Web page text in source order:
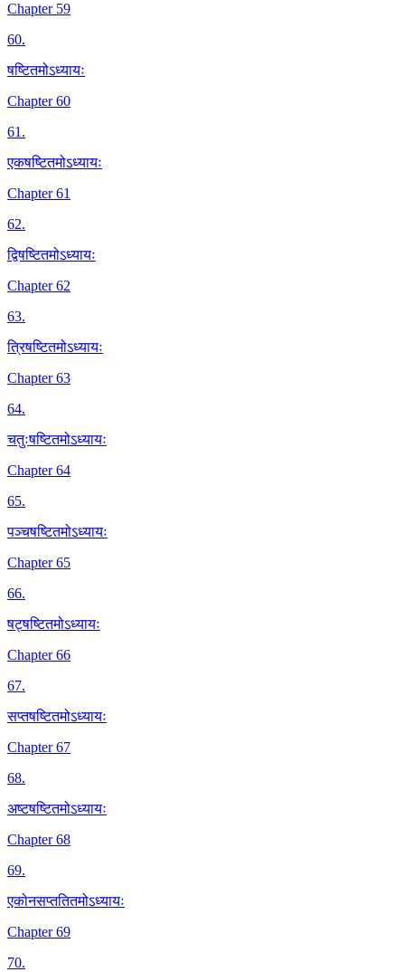
Chapter 59
60.
षष्टितमोऽध्यायः
Chapter 60
61.
एकषष्टितमोऽध्यायः
Chapter 61
62.
द्विषष्टितमोऽध्यायः
Chapter 62
63.
त्रिषष्टितमोऽध्यायः
Chapter 63
64.
चतुःषष्टितमोऽध्यायः
Chapter 64
65.
पञ्चषष्टितमोऽध्यायः
Chapter 65
66.
षट्षष्टितमोऽध्यायः
Chapter 66
67.
सप्तषष्टितमोऽध्यायः
Chapter 67
68.
अष्टषष्टितमोऽध्यायः
Chapter 68
69.
एकोनसप्ततितमोऽध्यायः
Chapter 69
70.